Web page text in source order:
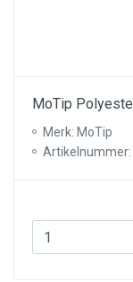
MoTip
Merk: MoTip
Artikelnummer: